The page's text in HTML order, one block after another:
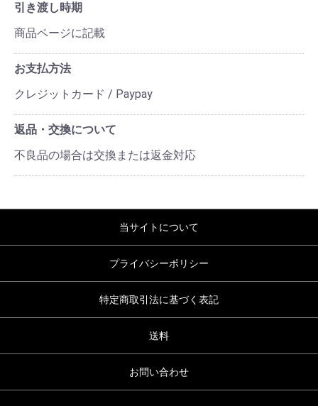
引き渡し時期
商品ページに記載
お支払方法
クレジットカード / Paypay
返品・交換について
不良品の場合は交換または返金対応
当サイトについて
プライバシーポリシー
特定商取引法に基づく表記
送料
お問い合わせ